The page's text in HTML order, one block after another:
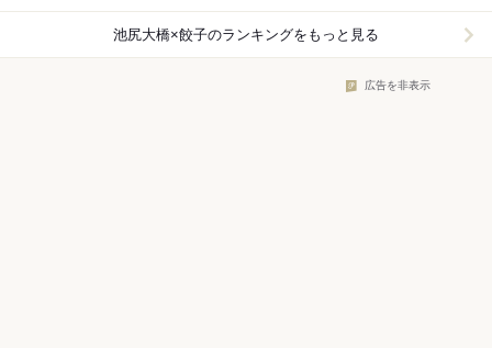
池尻大橋×餃子のランキングをもっと見る
広告を非表示